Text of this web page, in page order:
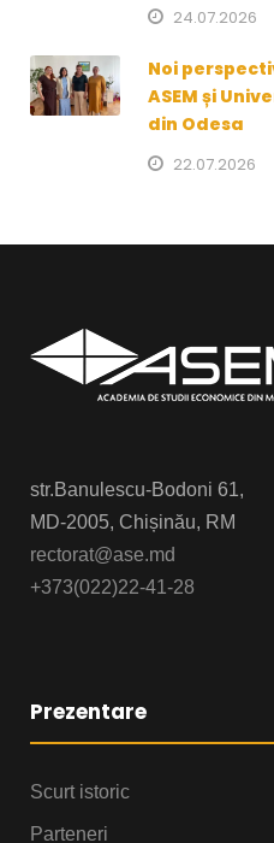
24.07.2026
Noi
ASEM și
din Odesa
22.07.2026
str.Banulescu-Bodoni 61,
MD-2005, Chișinău, RM
rectorat@ase.md
+373(022)22-41-28
Prezentare
Scurt istoric
Parteneri